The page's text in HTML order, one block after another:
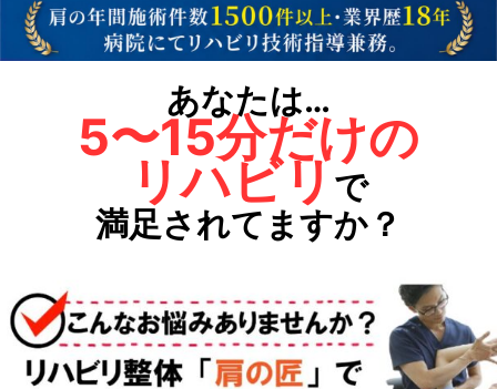
あなたは…
5〜15分だけの
リハビリで
満足されてますか？